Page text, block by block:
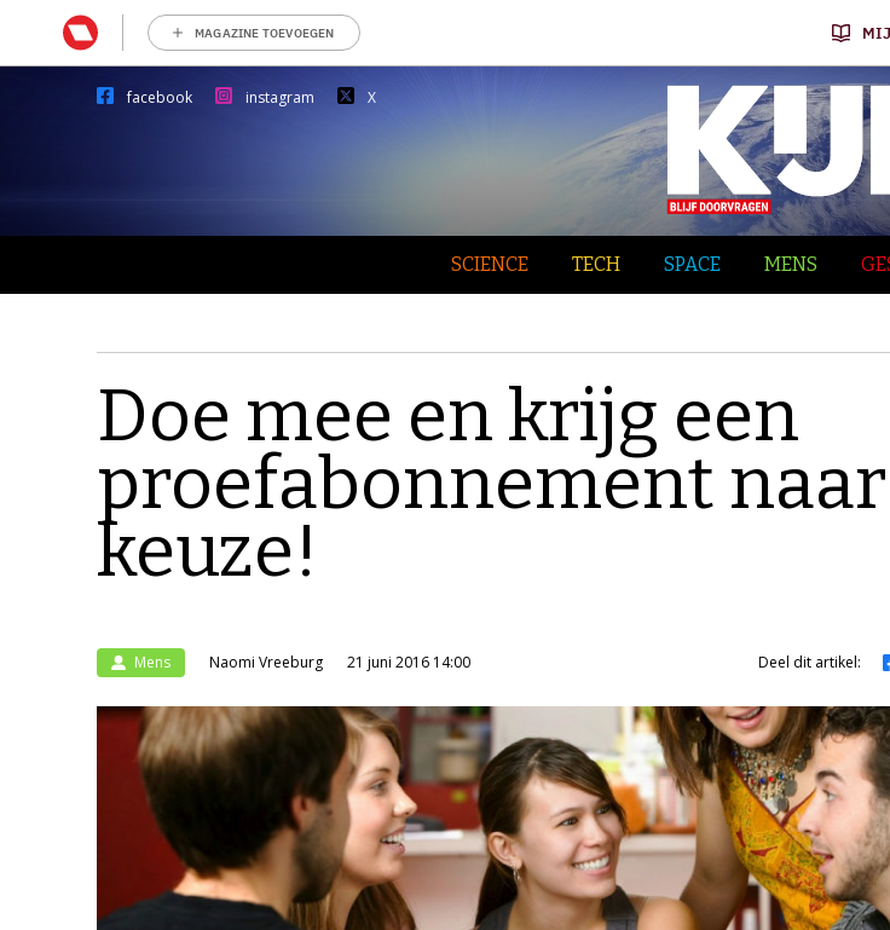
MAGAZINE TOEVOEGEN
facebook instagram X
SCIENCE TECH SPACE MENS
Doe mee en krijg een
proefabonnement naar
keuze!
Mens Naomi Vreeburg 21 juni 2016 14:00 Deel dit artikel: